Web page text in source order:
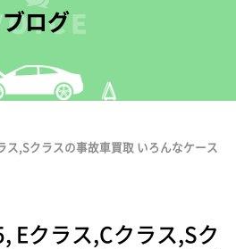
ブログ
ス,Sクラスの事故車買取 いろんなケース
Eクラス,Cクラス,Sク